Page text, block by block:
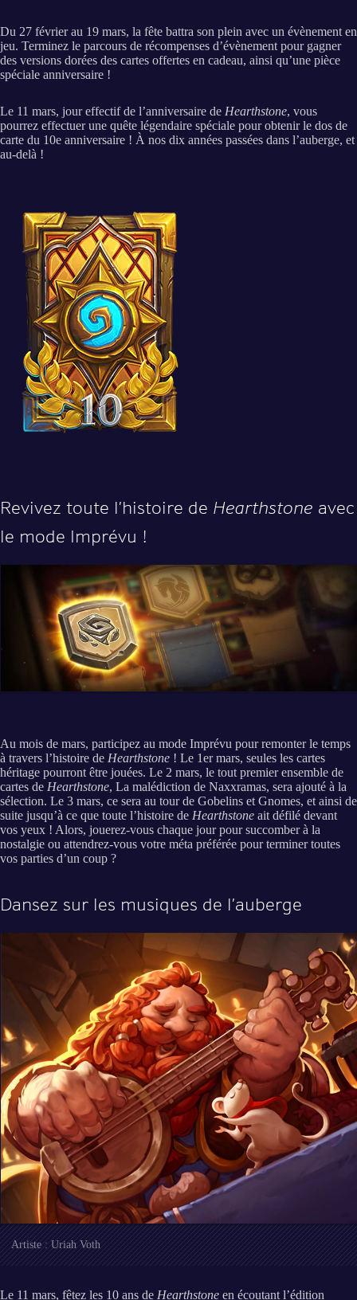
Du 27 février au 19 mars, la fête battra son plein avec un évènement en
jeu. Terminez le parcours de récompenses d’évènement pour gagner
des versions dorées des cartes offertes en cadeau, ainsi qu’une pièce
spéciale anniversaire !
Le 11 mars, jour effectif de l’anniversaire de Hearthstone, vous
pourrez effectuer une quête légendaire spéciale pour obtenir le dos de
carte du 10e anniversaire ! À nos dix années passées dans l’auberge, et
au-delà !
Revivez toute l’histoire de Hearthstone avec
le mode Imprévu !
Au mois de mars, participez au mode Imprévu pour remonter le temps
à travers l’histoire de Hearthstone ! Le 1er mars, seules les cartes
héritage pourront être jouées. Le 2 mars, le tout premier ensemble de
cartes de Hearthstone, La malédiction de Naxxramas, sera ajouté à la
sélection. Le 3 mars, ce sera au tour de Gobelins et Gnomes, et ainsi de
suite jusqu’à ce que toute l’histoire de Hearthstone ait défilé devant
vos yeux ! Alors, jouerez-vous chaque jour pour succomber à la
nostalgie ou attendrez-vous votre méta préférée pour terminer toutes
vos parties d’un coup ?
Dansez sur les musiques de l’auberge
Artiste : Uriah Voth
Le 11 mars, fêtez les 10 ans de Hearthstone en écoutant l’édition